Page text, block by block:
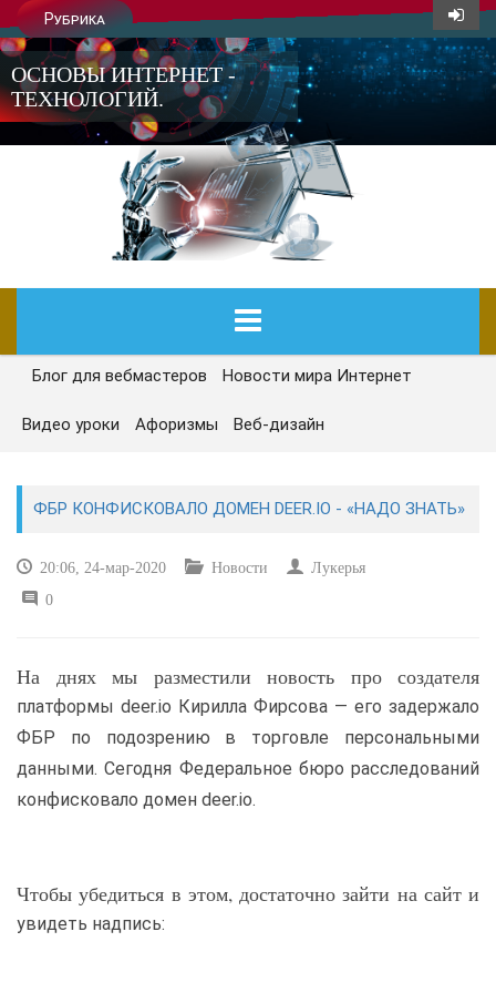
Рубрика
ОСНОВЫ ИНТЕРНЕТ -
ТЕХНОЛОГИЙ.
ГЛАВНАЯ
СЕГОДНЯ
РЕМОНТ И СОВЕТЫ
УЧЕБНИК CSS
Блог для вебмастеров Новости мира Интернет
Видео уроки Афоризмы Веб-дизайн
ФБР КОНФИСКОВАЛО ДОМЕН DEER.IO - «НАДО ЗНАТЬ»
20:06, 24-мар-2020 Новости
Лукерья
0
На днях мы разместили новость про создателя
платформы deer.io Кирилла Фирсова — его задержало
ФБР по подозрению в торговле персональными
данными. Сегодня Федеральное бюро расследований
конфисковало домен deer.io.
Чтобы убедиться в этом, достаточно зайти на сайт и
увидеть надпись: